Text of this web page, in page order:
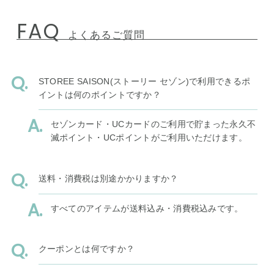
FAQ よくあるご質問
STOREE SAISON(ストーリー セゾン)で利用できるポ
イントは何のポイントですか？
セゾンカード・UCカードのご利用で貯まった永久不
滅ポイント・UCポイントがご利用いただけます。
送料・消費税は別途かかりますか？
すべてのアイテムが送料込み・消費税込みです。
クーポンとは何ですか？